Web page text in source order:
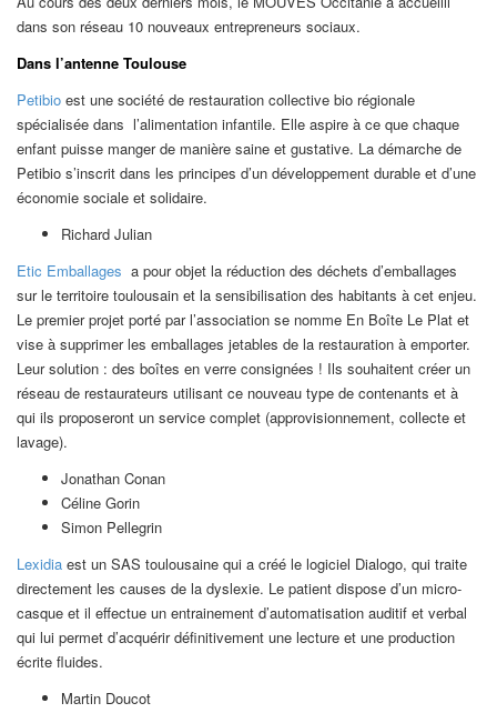
dans son réseau 10 nouveaux entrepreneurs sociaux.
Dans l’antenne Toulouse
Petibio est une société de restauration collective bio régionale
spécialisée dans l’alimentation infantile. Elle aspire à ce que chaque
enfant puisse manger de manière saine et gustative. La démarche de
Petibio s’inscrit dans les principes d’un développement durable et d’une
économie sociale et solidaire.
Richard Julian
Etic Emballages a pour objet la réduction des déchets d’emballages
sur le territoire toulousain et la sensibilisation des habitants à cet enjeu.
Le premier projet porté par l’association se nomme En Boîte Le Plat et
vise à supprimer les emballages jetables de la restauration à emporter.
Leur solution : des boîtes en verre consignées ! Ils souhaitent créer un
réseau de restaurateurs utilisant ce nouveau type de contenants et à
qui ils proposeront un service complet (approvisionnement, collecte et
lavage).
Jonathan Conan
Céline Gorin
Simon Pellegrin
Lexidia est un SAS toulousaine qui a créé le logiciel Dialogo, qui traite
directement les causes de la dyslexie. Le patient dispose d’un micro-
casque et il effectue un entrainement d’automatisation auditif et verbal
qui lui permet d’acquérir définitivement une lecture et une production
écrite fluides.
Martin Doucot